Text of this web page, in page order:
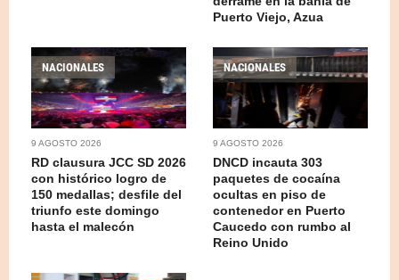
Puerto Viejo, Azua
NACIONALES
9 AGOSTO 2026
RD clausura JCC SD 2026
con histórico logro de
150 medallas; desfile del
triunfo este domingo
hasta el malecón
NACIONALES
9 AGOSTO 2026
DNCD incauta 303
paquetes de cocaína
ocultas en piso de
contenedor en Puerto
Caucedo con rumbo al
Reino Unido